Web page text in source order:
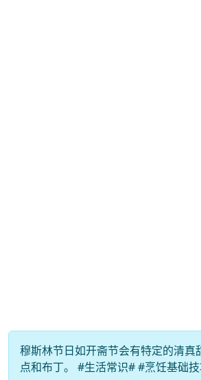
穆斯林节日如开斋节会有特定的清真
点和布丁。 #生活常识# #烹饪基础